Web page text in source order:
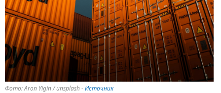
Фото: Aron Yigin / unsplash -Источник